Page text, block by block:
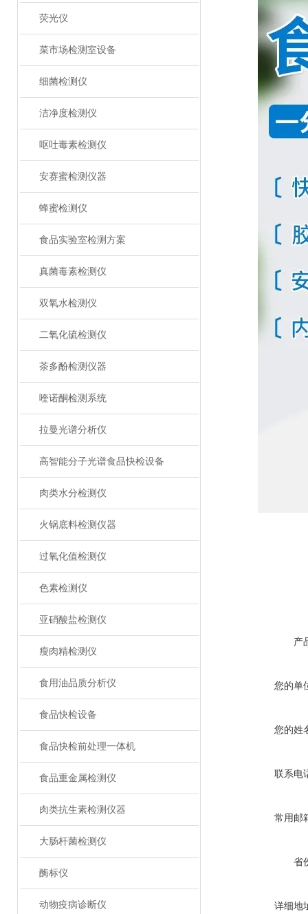
荧光仪
菜市场检测室设备
细菌检测仪
洁净度检测仪
呕吐毒素检测仪
安赛蜜检测仪器
蜂蜜检测仪
食品实验室检测方案
真菌毒素检测仪
双氧水检测仪
二氧化硫检测仪
茶多酚检测仪器
喹诺酮检测系统
拉曼光谱分析仪
高智能分子光谱食品快检设备
肉类水分检测仪
火锅底料检测仪器
过氧化值检测仪
色素检测仪
亚硝酸盐检测仪
瘦肉精检测仪
食用油品质分析仪
食品快检设备
食品快检前处理一体机
食品重金属检测仪
肉类抗生素检测仪器
大肠杆菌检测仪
酶标仪
动物疫病诊断仪
产
您的单
您的姓
联系电
常用邮
省
详细地